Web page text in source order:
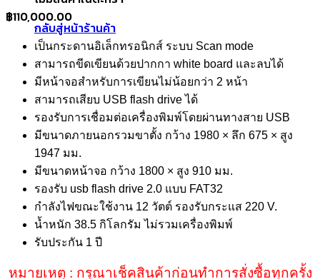
กลับสู่หน้าร้านค้า
฿110,000.00
เป็นกระดานอิเล็กทรอนิกส์ ระบบ Scan mode
สามารถขีดเขียนด้วยปากกา white board และลบได้
มีหน้าจอสำหรับการเขียนไม่น้อยกว่า 2 หน้า
สามารถเสียบ USB flash drive ได้
รองรับการเชื่อมต่อเครื่องพิมพ์โดยผ่านทางสาย USB
มีขนาดภายนอกรวมขาตั้ง กว้าง 1980 × ลึก 675 × สูง
1947 มม.
มีขนาดหน้าจอ กว้าง 1800 × สูง 910 มม.
รองรับ usb flash drive 2.0 แบบ FAT32
กำลังไฟขณะใช้งาน 12 วัตต์ รองรับกระแส 220 V.
น้ำหนัก 38.5 กิโลกรัม ไม่รวมเครื่องพิมพ์
รับประกัน 1 ปี
หมายเหตุ : กรุณาเช็คสินค้าก่อนทำการสั่งซื้อทุกครั้ง